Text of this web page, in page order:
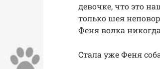
девочке, что это
только шея
Феня волка
Стала уже Феня